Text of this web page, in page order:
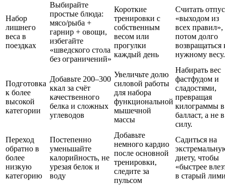
Набор
лишнего
веса в
поездках
Выбирайте
простые блюда:
мясо/рыба +
гарнир + овощи,
избегайте
«шведского стола
без ограничений»
Короткие
тренировки с
собственным
весом или
прогулки
каждый день
Считать
«выходом из
всех правил»,
потом долго
возвращаться
нужному весу.
Подготовка
к более
высокой
категории
Добавьте 200–300
ккал за счёт
качественного
белка и сложных
углеводов
Увеличьте долю
силовой работы
для набора
функциональной
мышечной
массы
Набирать вес
фастфудом и
сладостями,
превращая
килограммы в
балласт, а не в
силу.
Переход
обратно в
более
низкую
категорию
Постепенно
уменьшайте
калорийность, не
урезая белок и
воду
Добавьте
немного кардио
после основной
тренировки,
следите за
пульсом
Садиться на
диету, чтобы
«быстрее
в старый